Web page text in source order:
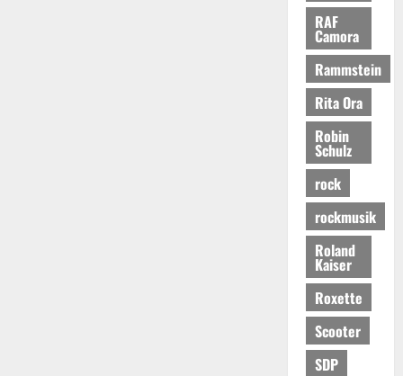
RAF
Camora
Rammstein
Rita Ora
Robin
Schulz
rock
rockmusik
Roland
Kaiser
Roxette
Scooter
SDP